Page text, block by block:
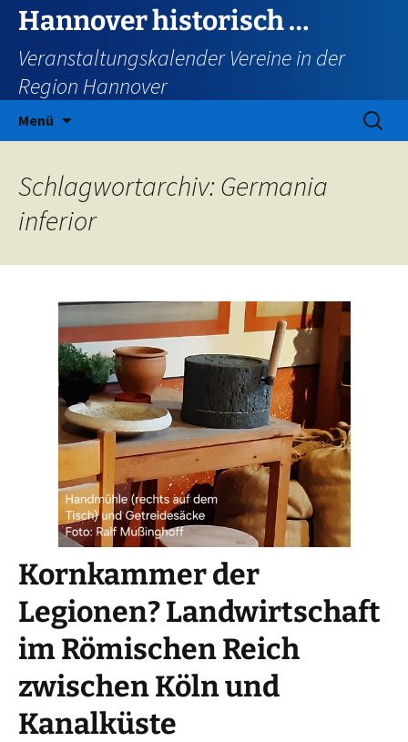
Zum
Inhalt
springen
Hannover historisch …
Veranstaltungskalender Vereine in der
Region Hannover
Menü
Suchen
nach:
Schlagwortarchiv: Germania
inferior
Kornkammer der
Legionen? Landwirtschaft
im Römischen Reich
zwischen Köln und
Kanalküste